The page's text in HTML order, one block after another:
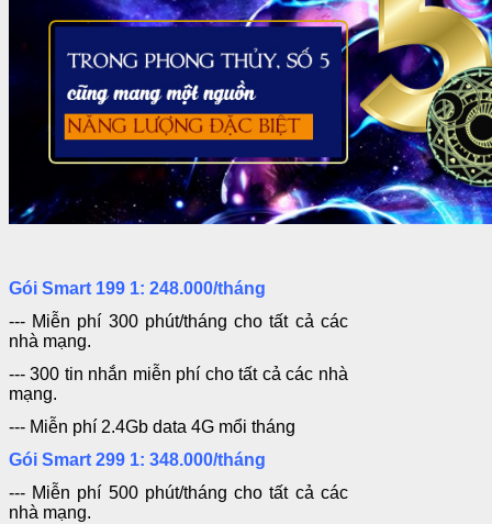
Gói Smart 199 1: 248.000/tháng
--- Miễn phí 300 phút/tháng cho tất cả các
nhà mạng.
--- 300 tin nhắn miễn phí cho tất cả các nhà
mạng.
--- Miễn phí 2.4Gb data 4G mổi tháng
Gói Smart 299 1: 348.000/tháng
--- Miễn phí 500 phút/tháng cho tất cả các
nhà mạng.